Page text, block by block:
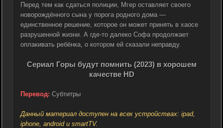
Перед тем как сдаться полиции, Мгер оставляет своего
новорождённого сына у порога родного дома —
единственное решение, которое он может принять в хаосе
разрушенной жизни. А где-то далеко Софа продолжает
оплакивать ребёнка, о котором ей сказали неправду.
Сериал Горы будут помнить (2023) в хорошем
качестве HD
Перевод: Субтитры
Данный материал доступен на всех устройствах: ipad,
iphone, android и smartTV.